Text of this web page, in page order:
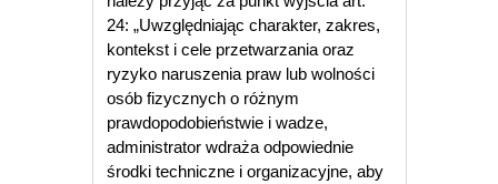
24: „Uwzględniając charakter, zakres,
kontekst i cele przetwarzania oraz
ryzyko naruszenia praw lub wolności
osób fizycznych o różnym
prawdopodobieństwie i wadze,
administrator wdraża odpowiednie
środki techniczne i organizacyjne, aby